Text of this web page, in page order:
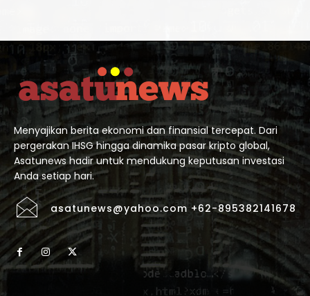
Menyajikan berita ekonomi dan finansial tercepat. Dari
pergerakan IHSG hingga dinamika pasar kripto global,
Asatunews hadir untuk mendukung keputusan investasi
Anda setiap hari.
asatunews@yahoo.com +62-895382141678